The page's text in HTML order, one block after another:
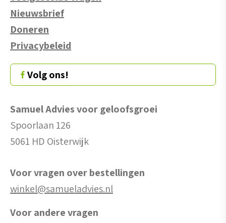
Nieuwsbrief
Doneren
Privacybeleid
Volg ons!
Samuel Advies voor geloofsgroei
Spoorlaan 126
5061 HD Oisterwijk
Voor vragen over bestellingen
winkel@samueladvies.nl
Voor andere vragen